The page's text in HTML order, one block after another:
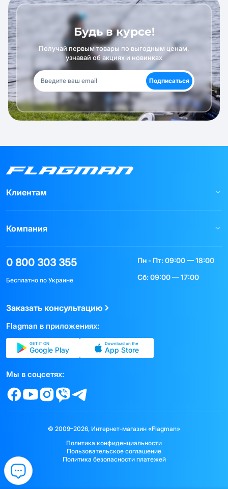
Будь в курсе!
Получай первым товары по выгодным ценам,
узнавай об акциях и новинках
Подписаться
Клиентам
Компания
0 800 303 355
Бесплатно по Украине
Пн - Пт: 09:00 — 18:00
Сб: 09:00 — 17:00
Заказать консультацию
Flagman в приложениях:
GET IT ON
Google Play
Download on the
App Store
Мы в соцсетях:
© 2009–2026, Интернет-магазин «Flagman»
Политика конфиденциальности
Пользовательское соглашение
Политика безопасности платежей